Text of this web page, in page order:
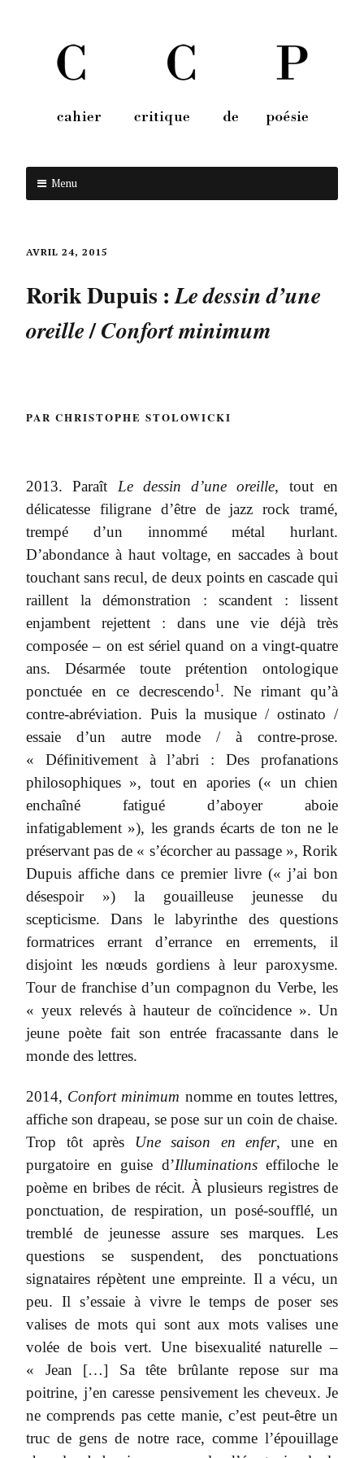
Menu
AVRIL 24, 2015
Rorik Dupuis :Le dessin d’une
oreille/Confort minimum
PAR CHRISTOPHE STOLOWICKI
2013. Paraît Le dessin d’une oreille, tout en
délicatesse filigrane d’être de jazz rock tramé,
trempé d’un innommé métal hurlant.
D’abondance à haut voltage, en saccades à bout
touchant sans recul, de deux points en cascade qui
raillent la démonstration : scandent : lissent
enjambent rejettent : dans une vie déjà très
composée – on est sériel quand on a vingt-quatre
ans. Désarmée toute prétention ontologique
ponctuée en ce decrescendo1 . Ne rimant qu’à
contre-abréviation. Puis la musique / ostinato /
essaie d’un autre mode / à contre-prose.
« Définitivement à l’abri : Des profanations
philosophiques », tout en apories (« un chien
enchaîné fatigué d’aboyer aboie
infatigablement »), les grands écarts de ton ne le
préservant pas de « s’écorcher au passage », Rorik
Dupuis affiche dans ce premier livre (« j’ai bon
désespoir ») la gouailleuse jeunesse du
scepticisme. Dans le labyrinthe des questions
formatrices errant d’errance en errements, il
disjoint les nœuds gordiens à leur paroxysme.
Tour de franchise d’un compagnon du Verbe, les
« yeux relevés à hauteur de coïncidence ». Un
jeune poète fait son entrée fracassante dans le
monde des lettres.
2014, Confort minimum nomme en toutes lettres,
affiche son drapeau, se pose sur un coin de chaise.
Trop tôt après Une saison en enfer, une en
purgatoire en guise d’Illuminations effiloche le
poème en bribes de récit. À plusieurs registres de
ponctuation, de respiration, un posé-soufflé, un
tremblé de jeunesse assure ses marques. Les
questions se suspendent, des ponctuations
signataires répètent une empreinte. Il a vécu, un
peu. Il s’essaie à vivre le temps de poser ses
valises de mots qui sont aux mots valises une
volée de bois vert. Une bisexualité naturelle –
« Jean […] Sa tête brûlante repose sur ma
poitrine, j’en caresse pensivement les cheveux. Je
ne comprends pas cette manie, c’est peut-être un
truc de gens de notre race, comme l’épouillage